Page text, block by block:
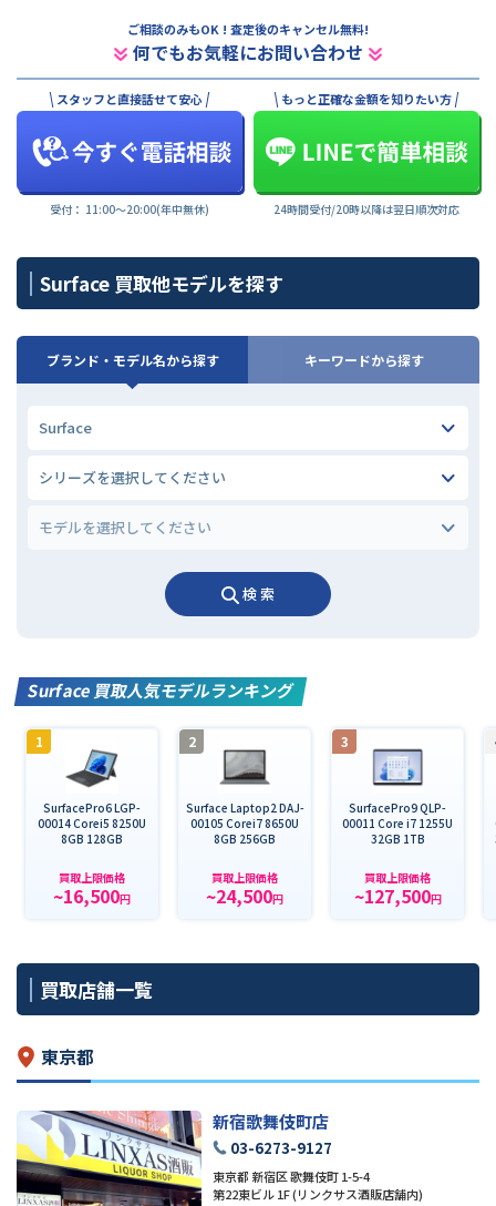
ご相談のみもOK ! 査定後のキャンセル無料!
何でもお気軽にお問い合わせ
スタッフと直接話せて安心
受付： 11:00〜20:00(年中無休)
もっと正確な金額を知りたい方
24時間受付/20時以降は翌日順次対応
Surface 買取他モデルを探す
ブランド・モデル名から探す キーワードから探す
検 索
Surface 買取人気モデルランキング
1
SurfacePro6 LGP-
00014 Corei5 8250U
8GB 128GB
買取上限価格
~16,500円
2
Surface Laptop2 DAJ-
00105 Corei7 8650U
8GB 256GB
買取上限価格
~24,500円
3
SurfacePro9 QLP-
00011 Core i7 1255U
32GB 1TB
買取上限価格
~127,500円
買取店舗一覧
東京都
新宿歌舞伎町店
03-6273-9127
東京都 新宿区 歌舞伎町 1-5-4
第22東ビル 1F (リンクサス酒販店舗内)